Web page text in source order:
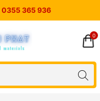
0355 365 936
0